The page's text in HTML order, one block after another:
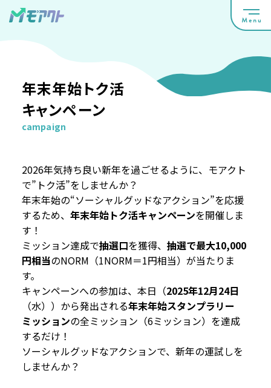
年末年始トク活
キャンペーン
campaign
2026年気持ち良い新年を過ごせるように、モアクト
で”トク活”をしませんか？
年末年始の“ソーシャルグッドなアクション”を応援
するため、 年末年始トク活キャンペーンを開催しま
す！
ミッション達成で抽選口を獲得、 抽選で最大10,000
円相当のNORM（1NORM＝1円相当）が当たりま
す。
キャンペーンへの参加は、本日（2025年12月24日
（水））から発出される年末年始スタンプラリー
ミッションの全ミッション（6ミッション）を達成
するだけ！
ソーシャルグッドなアクションで、新年の運試しを
しませんか？